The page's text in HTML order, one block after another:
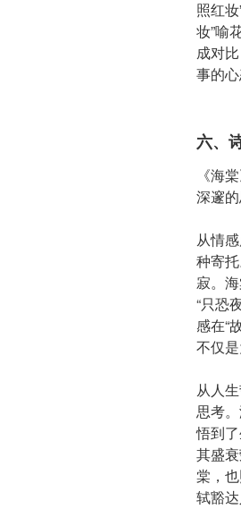
照红
妆”喻
成对
事的心
六、
《海
深邃
从情
种寄
寂。
“只恐
感在“
不仅
从人
思考
悟到
其盛
棠，
轼豁达